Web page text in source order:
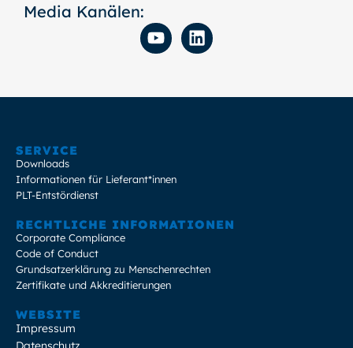
Media Kanälen:
SERVICE
Downloads
Informationen für Lieferant*innen
PLT-Entstördienst
RECHTLICHE INFORMATIONEN
Corporate Compliance
Code of Conduct
Grundsatzerklärung zu Menschenrechten
Zertifikate und Akkreditierungen
WEBSITE
Impressum